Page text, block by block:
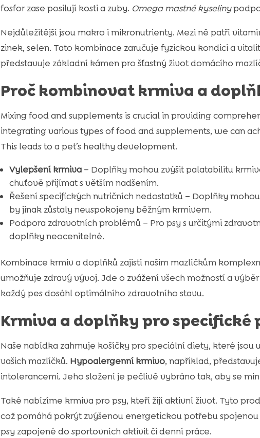
fosfor zase posilují kosti a zuby. Omega mastné kyseliny
Nejdůležitější jsou makro i mikronutrienty. Mezi ně patří
zinek, selen. Tato kombinace zaručuje fyzickou kondici a
představuje základní kámen pro šťastný život domácího
Proč kombinovat krmiva a
Mixing food and supplements is crucial in providing
integrating various types of food and supplements, we can
This leads to a pet’s healthy development.
Vylepšení krmiva– Doplňky mohou zvýšit palatabilitu
chuťově přijímat s větším nadšením.
Řešení specifických nutričních nedostatků – Doplňky
by jinak zůstaly neuspokojeny běžným krmivem.
Podpora zdravotních problémů – Pro psy s určitými
doplňky neocenitelné.
Kombinace krmiv a doplňků zajistí našim mazlíčkům
umožňuje zdravý vývoj. Jde o zvážení všech možností a
každý pes dosáhl optimálního zdravotního stavu.
Krmiva a doplňky pro specifické
Naše nabídka zahrnuje košíčky pro speciální diety, které
vašich mazlíčků. Hypoalergenní krmivo, například,
intolerancemi. Jeho složení je pečlivě vybráno tak, aby se
Také nabízíme krmiva pro psy, kteří žijí aktivní život. Tyto
což pomáhá pokrýt zvýšenou energetickou potřebu
psy zapojené do sportovních aktivit či denní práce.